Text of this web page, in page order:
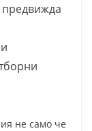
предвижда
не само че